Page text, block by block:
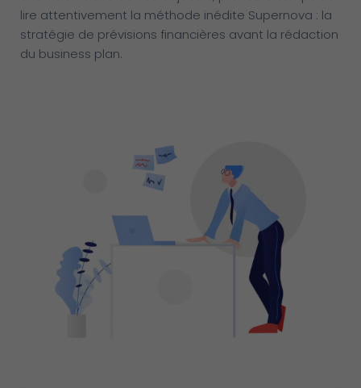
lire attentivement la méthode inédite Supernova : la
stratégie de prévisions financières avant la rédaction
du business plan.